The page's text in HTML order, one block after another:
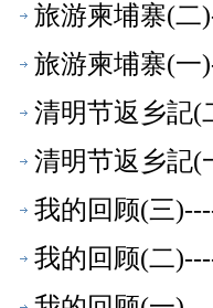
旅游柬埔寨(二
旅游柬埔寨(一
清明节返乡記(
清明节返乡記(
我的回顾(三
我的回顾(二